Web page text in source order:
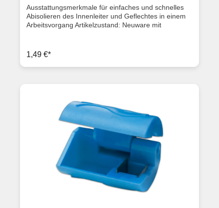
Ausstattungsmerkmale für einfaches und schnelles
Abisolieren des Innenleiter und Geflechtes in einem
Arbeitsvorgang Artikelzustand: Neuware mit
1,49 €*